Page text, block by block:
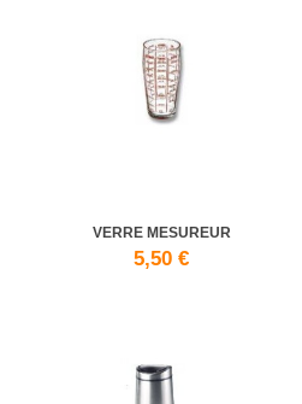
VERRE MESUREUR
5,50 €